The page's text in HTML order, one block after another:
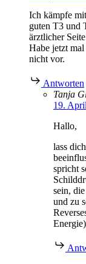
Ich kämpfe
guten T3 und
ärztlicher
Habe jetzt
nicht vor.
Antworten
Tanja
19.
Hallo,
lass
spricht
sein,
und zu